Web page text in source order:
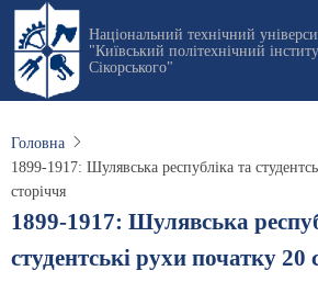
Перейти
основного
вмісту
Національний технічний
"Київський політехнічний
Сікорського"
Головна
1899-1917: Шулявська республіка та
сторіччя
1899-1917: Шулявська
студентські рухи початку 20